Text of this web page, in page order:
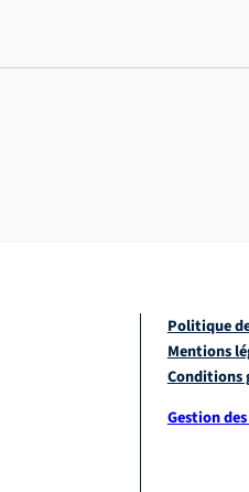
Politique
Mentions
Conditions
Gestion